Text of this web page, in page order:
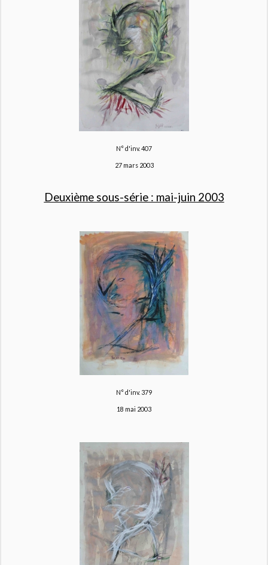
N° d'inv. 407
27 mars 2003
Deuxième sous-série : mai-juin 2003
N° d'inv. 379
18 mai 2003